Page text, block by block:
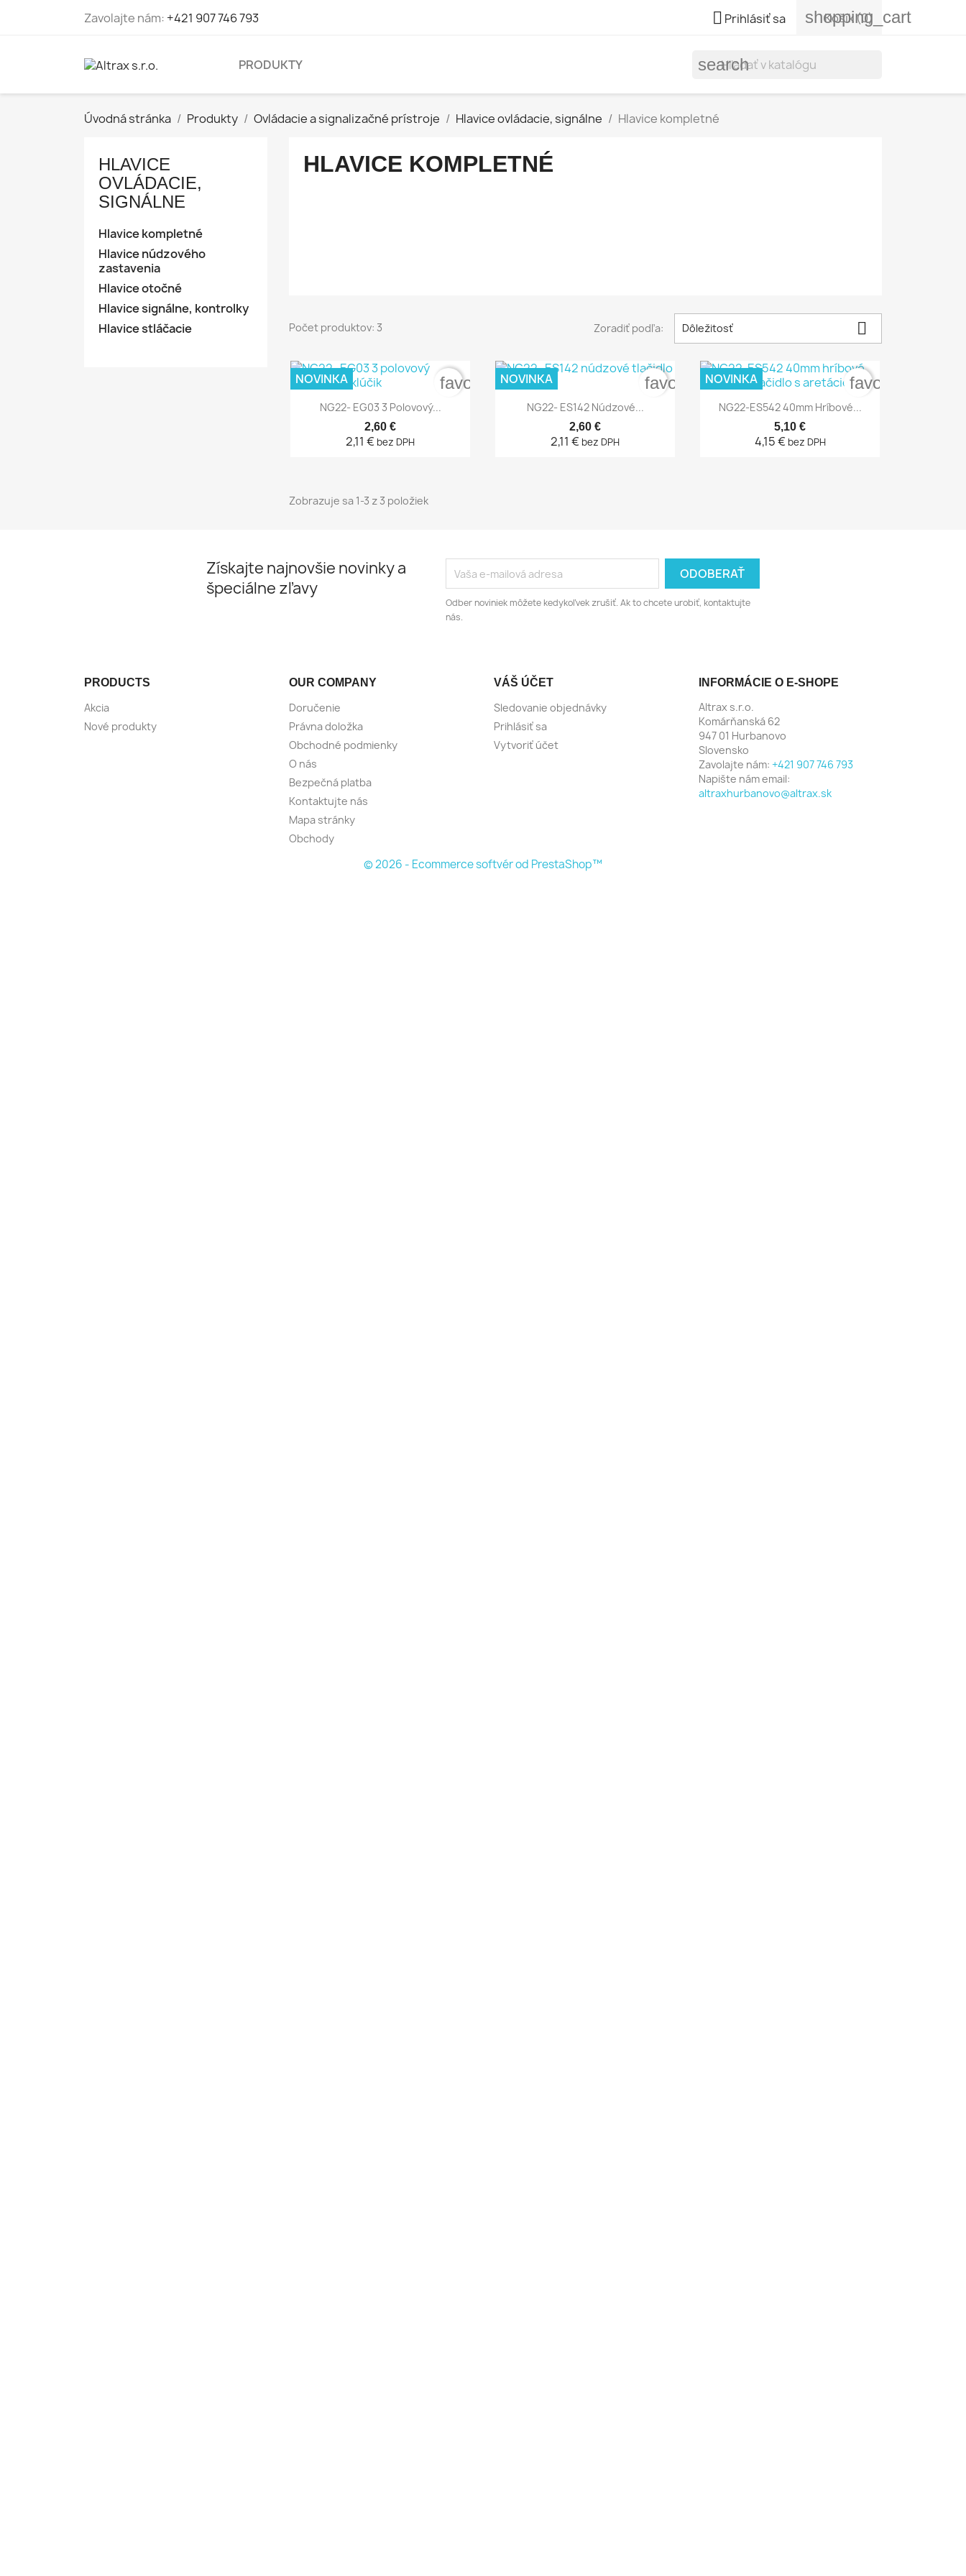
Zavolajte nám: +421 907 746 793  Prihlásiť sa shopping_cart
Košík(0)
PRODUKTY search
Úvodná stránka Produkty Ovládacie a signalizačné prístroje Hlavice ovládacie, signálne Hlavice kompletné
HLAVICE
OVLÁDACIE,
SIGNÁLNE
Hlavice kompletné
Hlavice núdzového
zastavenia
Hlavice otočné
Hlavice signálne, kontrolky
Hlavice stláčacie
HLAVICE KOMPLETNÉ
Počet produktov: 3 Zoradiť podľa: Dôležitosť 
 Rýchly náhľad
NG22- EG03 3 Polovový...
2,60 €
2,11 € bez DPH
NOVINKA
favorite_border
 Rýchly náhľad
NG22- ES142 Núdzové...
2,60 €
2,11 € bez DPH
NOVINKA
favorite_border
 Rýchly náhľad
NG22-ES542 40mm Hríbové...
5,10 €
4,15 € bez DPH
NOVINKA favorite_border
Zobrazuje sa 1-3 z 3 položiek
Získajte najnovšie novinky a
špeciálne zľavy
Odber noviniek môžete kedykoľvek zrušiť. Ak to chcete urobiť, kontaktujte
nás.
PRODUCTS
Akcia
Nové produkty
OUR COMPANY
Doručenie
Právna doložka
Obchodné podmienky
O nás
Bezpečná platba
Kontaktujte nás
Mapa stránky
Obchody
VÁŠ ÚČET
Sledovanie objednávky
Prihlásiť sa
Vytvoriť účet
INFORMÁCIE O E-SHOPE
Altrax s.r.o.
Komárňanská 62
947 01 Hurbanovo
Slovensko
Zavolajte nám: +421 907 746 793
Napište nám email:
altraxhurbanovo@altrax.sk
© 2026 - Ecommerce softvér od PrestaShop™